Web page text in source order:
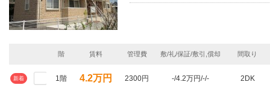
階 賃料 管理費 敷/礼/保証/敷引,償却 間取り
新着 1階 4.2万円 2300円 -/4.2万円/-/- 2DK